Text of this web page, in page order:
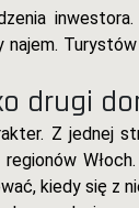
inwestora.
drugi
Z jednej
kiedy się z